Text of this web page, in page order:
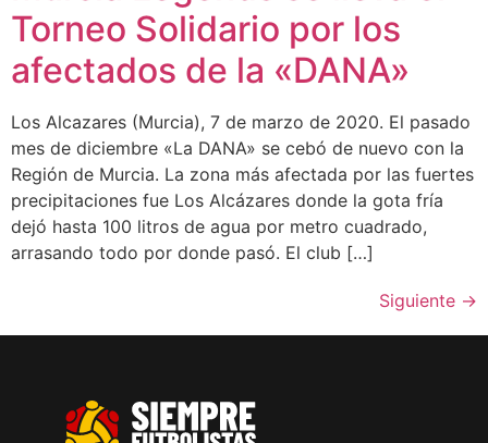
Torneo Solidario por los
afectados de la «DANA»
Los Alcazares (Murcia), 7 de marzo de 2020. El pasado
mes de diciembre «La DANA» se cebó de nuevo con la
Región de Murcia. La zona más afectada por las fuertes
precipitaciones fue Los Alcázares donde la gota fría
dejó hasta 100 litros de agua por metro cuadrado,
arrasando todo por donde pasó. El club […]
Siguiente →